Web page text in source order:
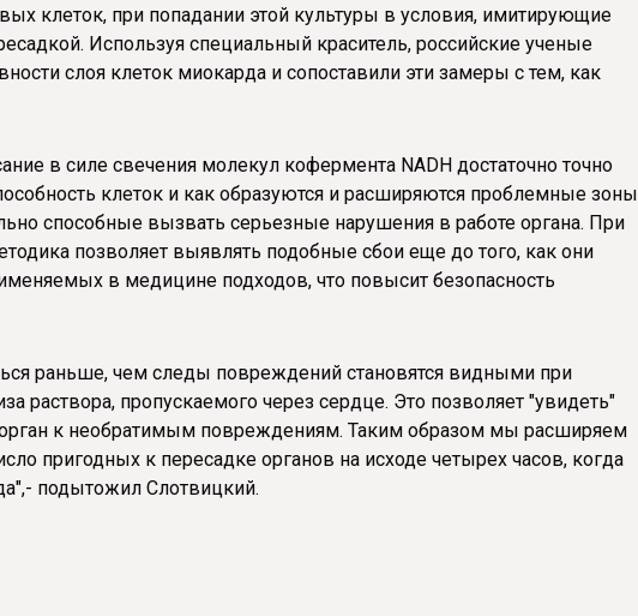
клеток, при попадании этой культуры в условия, имитирующие
Используя специальный краситель, российские ученые
слоя клеток миокарда и сопоставили эти замеры с тем, как
в силе свечения молекул кофермента NADH достаточно точно
клеток и как образуются и расширяются проблемные зоны
способные вызвать серьезные нарушения в работе органа. При
позволяет выявлять подобные сбои еще до того, как они
в медицине подходов, что повысит безопасность
раньше, чем следы повреждений становятся видными при
раствора, пропускаемого через сердце. Это позволяет "увидеть"
к необратимым повреждениям. Таким образом мы расширяем
пригодных к пересадке органов на исходе четырех часов, когда
подытожил Слотвицкий.